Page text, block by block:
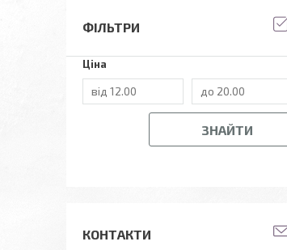
ФІЛЬТРИ
Ціна
ЗНАЙТИ
КОНТАКТИ